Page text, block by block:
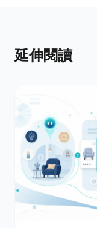
延伸閱讀